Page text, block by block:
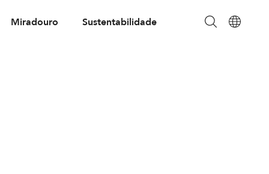
Miradouro Sustentabilidade